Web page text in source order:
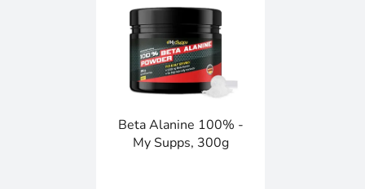
Beta Alanine 100% -
My Supps, 300g